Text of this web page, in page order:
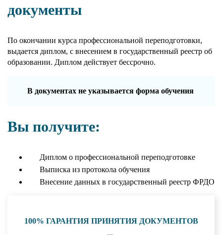
документы
По окончании курса профессиональной переподготовки,
выдается диплом, с внесением в государственный реестр об
образовании. Диплом действует бессрочно.
В документах не указывается форма обучения
Вы получите:
Диплом о профессиональной переподготовке
Выписка из протокола обучения
Внесение данных в государственный реестр ФРДО
100% ГАРАНТИЯ ПРИНЯТИЯ ДОКУМЕНТОВ